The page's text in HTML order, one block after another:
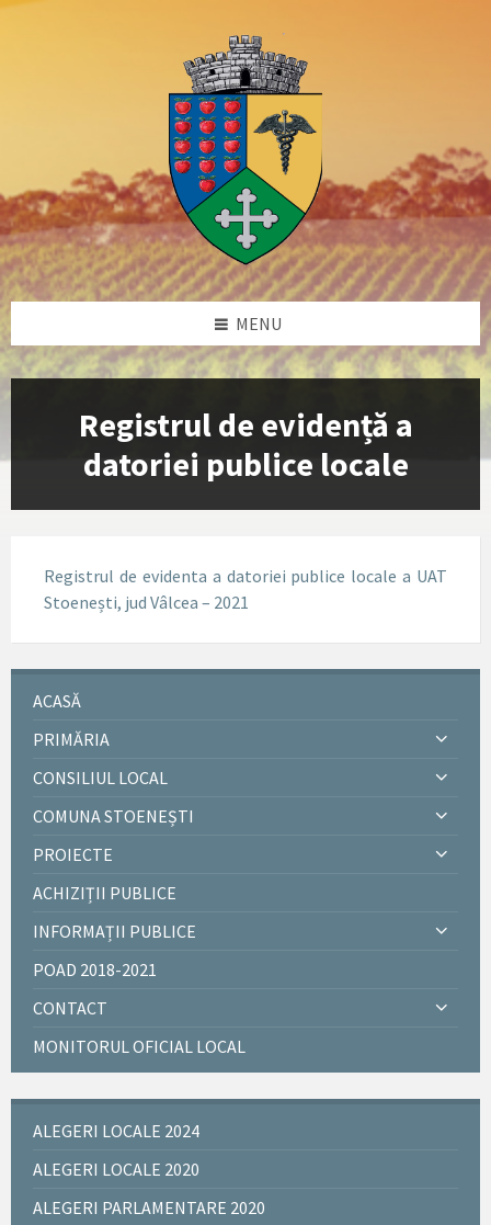
Skip
Skip
Skip
MENU
Registrul de evidență a
datoriei publice locale
Registrul de evidenta a datoriei publice locale a UAT
Stoenești, jud Vâlcea – 2021
ACASĂ
PRIMĂRIA
CONSILIUL LOCAL
COMUNA STOENEȘTI
PROIECTE
ACHIZIȚII PUBLICE
INFORMAȚII PUBLICE
POAD 2018-2021
CONTACT
MONITORUL OFICIAL LOCAL
ALEGERI LOCALE 2024
ALEGERI LOCALE 2020
ALEGERI PARLAMENTARE 2020